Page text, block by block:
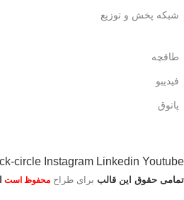
شبکه پخش و توزیع
طاقچه
فیدیبو
پاتوق
circle Instagram Linkedin Youtube
تمامی حقوق این قالب برای طراح محفوظ است